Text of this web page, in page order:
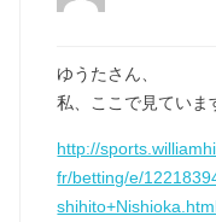
ゆうたさん、
私、ここで見ていま
http://
fr/betting/e/